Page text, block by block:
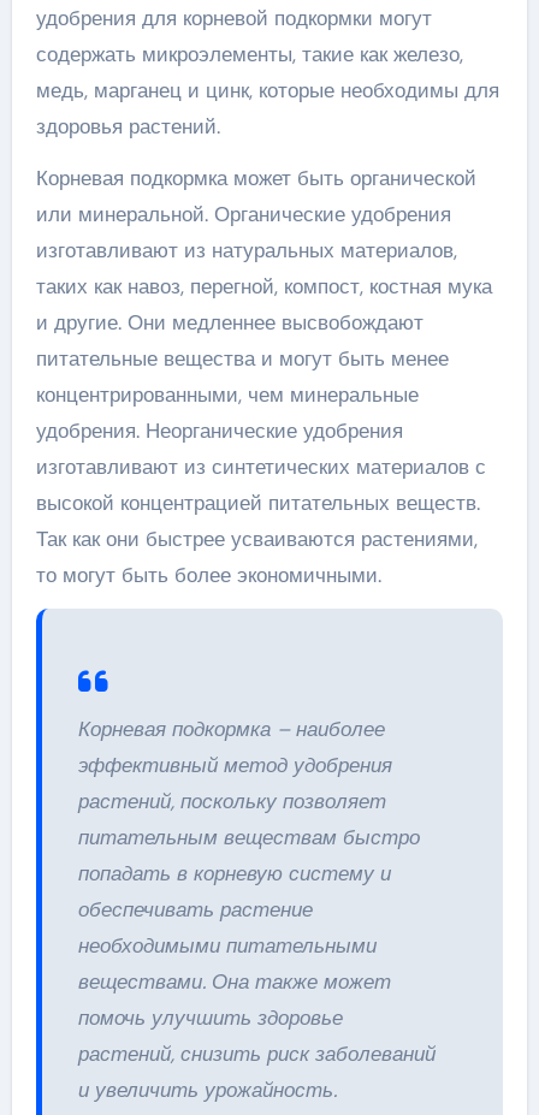
удобрения для корневой подкормки могут
содержать микроэлементы, такие как железо,
медь, марганец и цинк, которые необходимы для
здоровья растений.
Корневая подкормка может быть органической
или минеральной. Органические удобрения
изготавливают из натуральных материалов,
таких как навоз, перегной, компост, костная мука
и другие. Они медленнее высвобождают
питательные вещества и могут быть менее
концентрированными, чем минеральные
удобрения. Неорганические удобрения
изготавливают из синтетических материалов с
высокой концентрацией питательных веществ.
Так как они быстрее усваиваются растениями,
то могут быть более экономичными.
Корневая подкормка – наиболее
эффективный метод удобрения
растений, поскольку позволяет
питательным веществам быстро
попадать в корневую систему и
обеспечивать растение
необходимыми питательными
веществами. Она также может
помочь улучшить здоровье
растений, снизить риск заболеваний
и увеличить урожайность.